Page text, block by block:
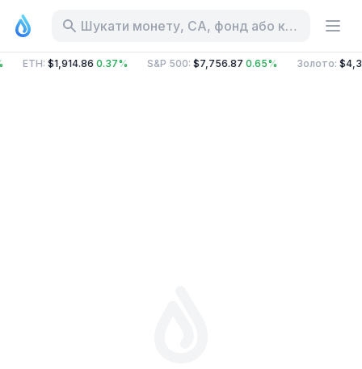
Шукати монету, CA, фонд або категорію
ETH: $1,914.86 0.37% S&P 500: $7,756.87 0.65% Золото: